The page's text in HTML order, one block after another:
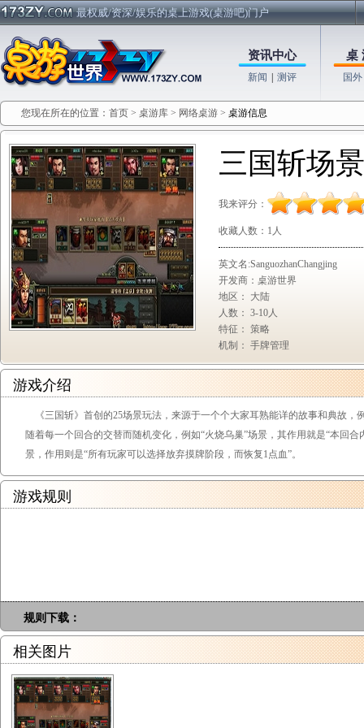
最权威/资深/娱乐的桌上游戏(桌游吧)门户
资讯中心
新闻 测评
桌
国外
您现在所在的位置： 首页 > 桌游库 > 网络桌游 > 桌游信息
三国斩场
我来评分：
收藏人数： 1人
英文名:SanguozhanChangjing
开发商：桌游世界
地区： 大陆
人数： 3-10人
特征： 策略
机制： 手牌管理
游戏介绍
《三国斩》首创的25场景玩法，来源于一个个大家耳熟能详的故事和典故，
随着每一个回合的交替而随机变化，例如“火烧乌巢”场景，其作用就是“本回
景，作用则是“所有玩家可以选择放弃摸牌阶段，而恢复1点血”。
游戏规则
规则下载：
相关图片